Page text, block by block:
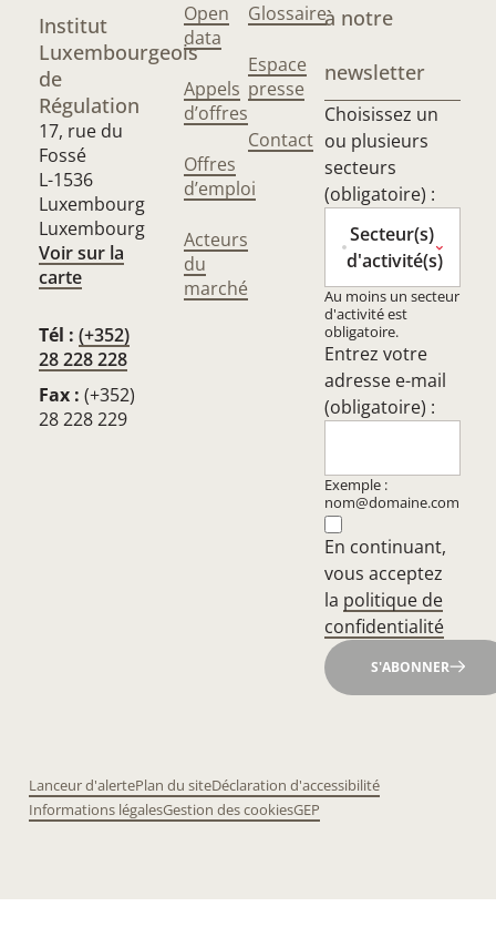
Institut
Luxembourgeois
de
Régulation
17, rue du
Fossé
L-1536
Luxembourg
Luxembourg
Voir sur la
carte
Tél : (+352)
28 228 228
Fax : (+352)
28 228 229
Open
data
Appels
d’offres
Offres
d’emploi
Acteurs
du
marché
Glossaire
Espace
presse
Contact
à notre
newsletter
Choisissez un
ou plusieurs
secteurs
(obligatoire) :
Secteur(s)
d'activité(s)
Au moins un secteur
d'activité est
obligatoire.
Entrez votre
adresse e-mail
(obligatoire) :
Exemple :
nom@domaine.com
En continuant,
vous acceptez
la politique de
confidentialité
S'ABONNER
Lanceur d'alertePlan du siteDéclaration d'accessibilité
Informations légalesGestion des cookiesGEP